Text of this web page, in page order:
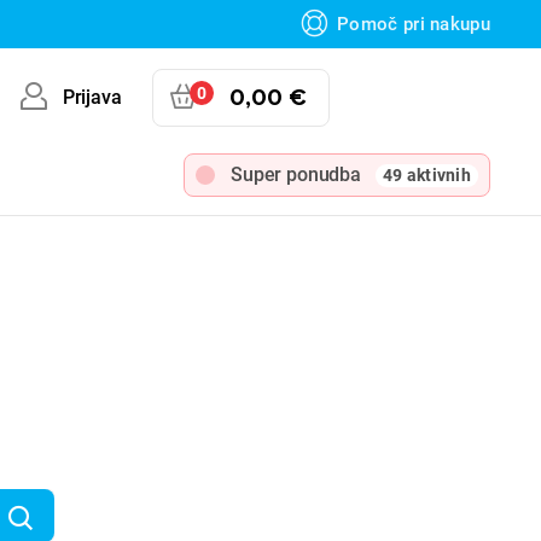
Pomoč pri nakupu
Prijava 0 0,00 €
Super ponudba 49 aktivnih